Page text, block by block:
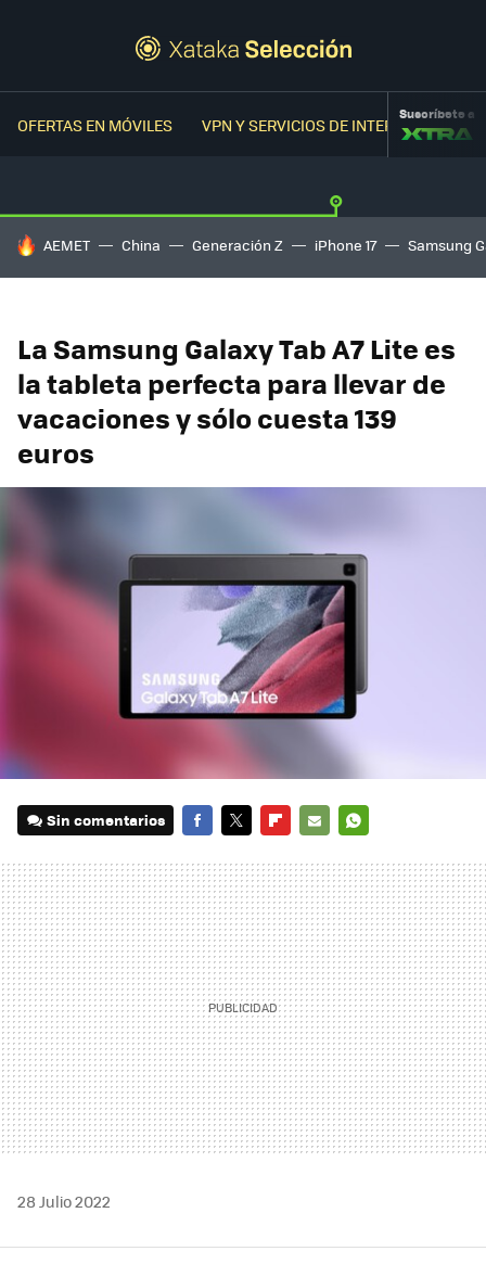
OFERTAS EN MÓVILES VPN Y SERVICIOS DE INTERNETSuscríbete a
HOY SE HABLA DE
AEMET China Generación Z iPhone 17 Samsung
La Samsung Galaxy Tab A7 Lite es
la tableta perfecta para llevar de
vacaciones y sólo cuesta 139
euros
Sin comentarios
MAIL
28 Julio 2022